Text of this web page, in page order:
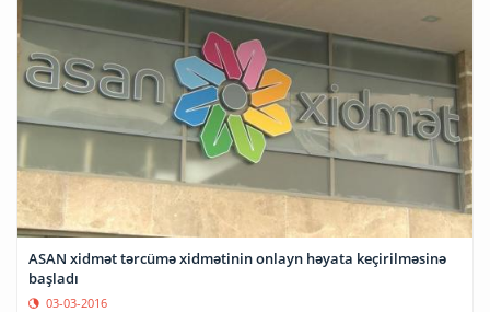
ASAN xidmət tərcümə xidmətinin onlayn həyata keçirilməsinə
başladı
03-03-2016